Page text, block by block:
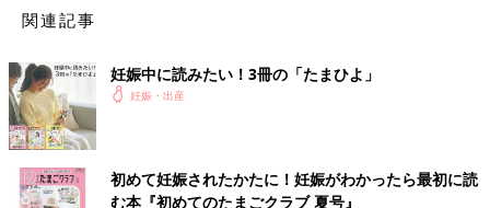
めを刺された気持ちでした。一方で、夫は私が産むのをやめると
持ちを話していれば、傷つけ合わずに済みました。コロナ禍の今
は、なおさら話すべきだったと反省しています。その後も何度か
話し合いを重ね、里帰りしないことに夫も納得してくれました。
今後は、夫婦の話し合いを大切にして出産・子育てを乗り切りた
いです。
■その他のママライター体験談はこちら
関連記事
妊娠中に読みたい！3冊の「たまひよ」
妊娠・出産
初めて妊娠されたかたに！妊娠がわかったら最初に読
む本『初めてのたまごクラブ 夏号』